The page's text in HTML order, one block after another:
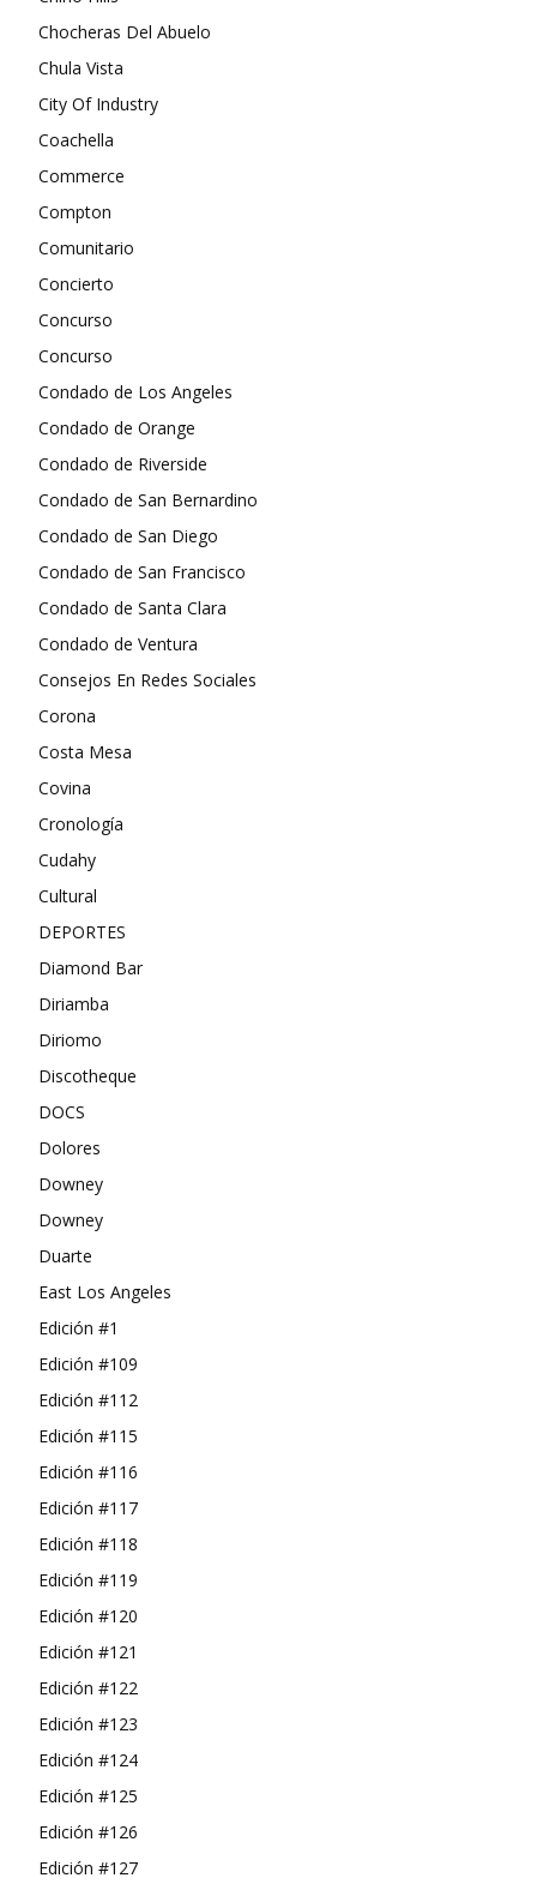
Chocheras Del Abuelo
Chula Vista
City Of Industry
Coachella
Commerce
Compton
Comunitario
Concierto
Concurso
Concurso
Condado de Los Angeles
Condado de Orange
Condado de Riverside
Condado de San Bernardino
Condado de San Diego
Condado de San Francisco
Condado de Santa Clara
Condado de Ventura
Consejos En Redes Sociales
Corona
Costa Mesa
Covina
Cronología
Cudahy
Cultural
DEPORTES
Diamond Bar
Diriamba
Diriomo
Discotheque
DOCS
Dolores
Downey
Downey
Duarte
East Los Angeles
Edición #1
Edición #109
Edición #112
Edición #115
Edición #116
Edición #117
Edición #118
Edición #119
Edición #120
Edición #121
Edición #122
Edición #123
Edición #124
Edición #125
Edición #126
Edición #127